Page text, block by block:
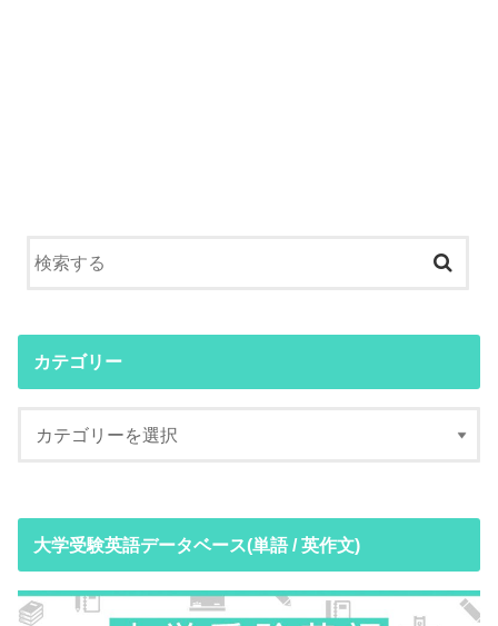
カテゴリー
大学受験英語データベース(単語 / 英作文)